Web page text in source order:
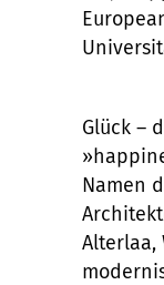
Glück –
Namen
Alterlaa,